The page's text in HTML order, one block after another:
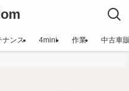
ナンス 4mini 作業 中古車